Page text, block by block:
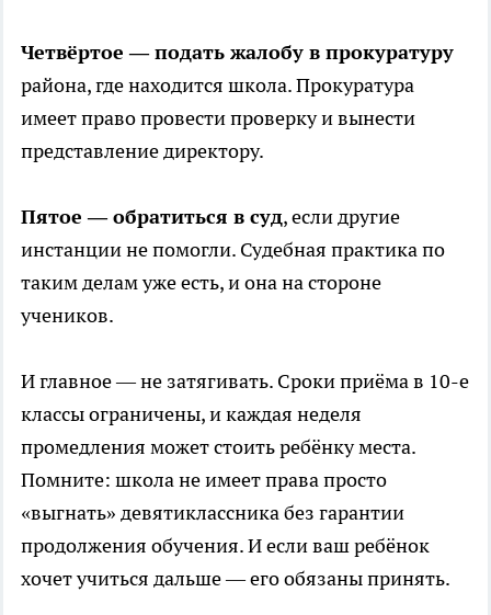
Четвёртое — подать жалобу в прокуратуру
района, где находится школа. Прокуратура
имеет право провести проверку и вынести
представление директору.
Пятое — обратиться в суд, если другие
инстанции не помогли. Судебная практика по
таким делам уже есть, и она на стороне
учеников.
И главное — не затягивать. Сроки приёма в 10-е
классы ограничены, и каждая неделя
промедления может стоить ребёнку места.
Помните: школа не имеет права просто
«выгнать» девятиклассника без гарантии
продолжения обучения. И если ваш ребёнок
хочет учиться дальше — его обязаны принять.